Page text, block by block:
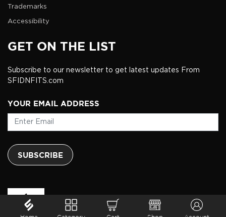
Trademarks
Accessibility
GET ON THE LIST
Subscribe to our newsletter to get latest updates From
SFIDNFITS.com
YOUR EMAIL ADDRESS
SUBSCRIBE
SFIDN FITS © 2026